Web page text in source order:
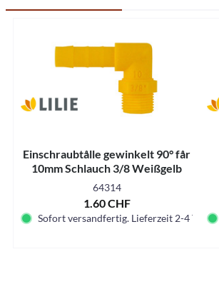
Einschraubtålle gewinkelt 90° får
10mm Schlauch 3/8 Weißgelb
64314
1.60 CHF
Sofort versandfertig. Lieferzeit 2-4 Tage.